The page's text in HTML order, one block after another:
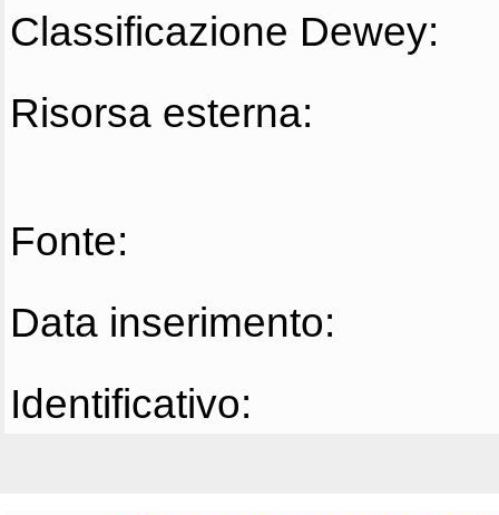
Classificazione Dewey:
Risorsa esterna:
Fonte:
Data inserimento:
Identificativo: